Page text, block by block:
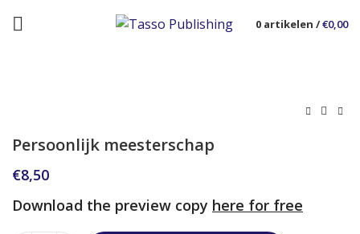
0 artikelen /€0,00
Persoonlijk meesterschap
€8,50
Download the preview copy here for free